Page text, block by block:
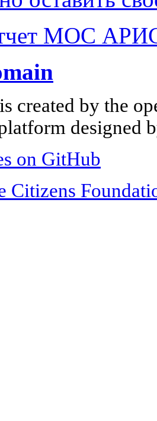
МОС
created by the
designed
on GitHub
Citizens